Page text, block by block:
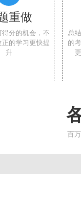
重做
分的机会，不
正的学习更快提
升
总
的
百